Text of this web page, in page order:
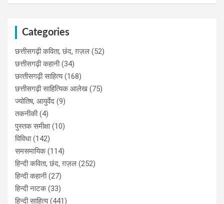
Categories
छत्तीसगढ़ी कविता, छंद, ग़ज़ल (52)
छत्तीसगढ़ी कहानी(34)
छत्‍तीसगढ़ी साहित्‍य(168)
छत्तीसगढ़ी साहित्यिक आलेख (75)
ज्योतिष, आयुर्वेद (9)
तकनीकी(4)
पुस्‍तक समीक्षा(10)
विविधा(142)
समसमायिक(114)
हिन्दी कविता, छंद, ग़ज़ल (252)
हिन्दी कहानी(27)
हिन्‍दी नाटक(33)
हिन्दी साहित्य(441)